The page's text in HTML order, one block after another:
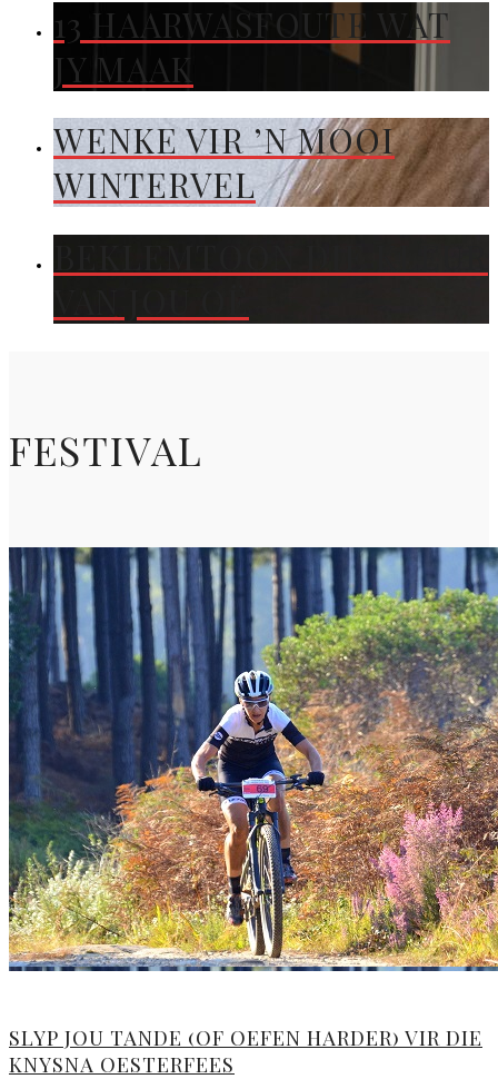
13 HAARWASFOUTE WAT
JY MAAK
WENKE VIR ’N MOOI
WINTERVEL
FESTIVAL
SLYP JOU TANDE (OF OEFEN HARDER) VIR DIE
KNYSNA OESTERFEES